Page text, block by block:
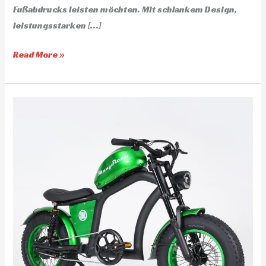
Fußabdrucks leisten möchten. Mit schlankem Design,
leistungsstarken […]
Read More »